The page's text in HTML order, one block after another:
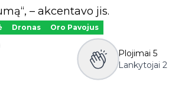
– akcentavo jis.
Dronas Oro Pavojus
Plojimai 5
Lankytojai 2